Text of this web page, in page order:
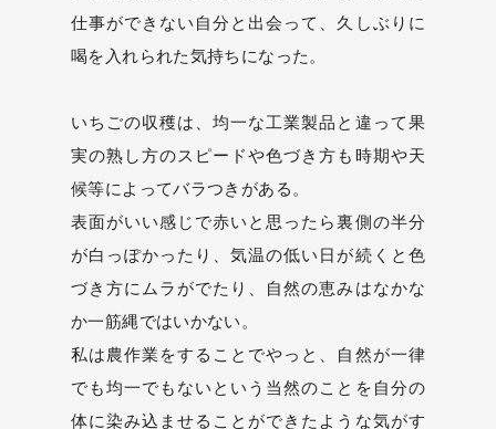
仕事ができない自分と出会って、久しぶりに
喝を入れられた気持ちになった。
いちごの収穫は、均一な工業製品と違って果
実の熟し方のスピードや色づき方も時期や天
候等によってバラつきがある。
表面がいい感じで赤いと思ったら裏側の半分
が白っぽかったり、気温の低い日が続くと色
づき方にムラがでたり、自然の恵みはなかな
か一筋縄ではいかない。
私は農作業をすることでやっと、自然が一律
でも均一でもないという当然のことを自分の
体に染み込ませることができたような気がす